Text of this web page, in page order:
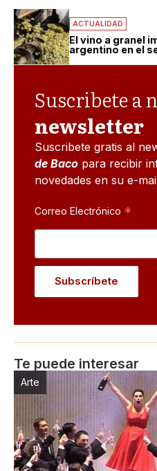
ACTUALIDAD
El vino a granel
argentino en el
Suscribete a
newsletter
Suscribete gratis al
de Baco para recibir
novedades en su e-
Correo Electrónico *
Te puede interesar
Arte